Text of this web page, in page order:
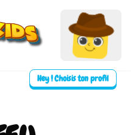
Hey ! Choisis ton profil